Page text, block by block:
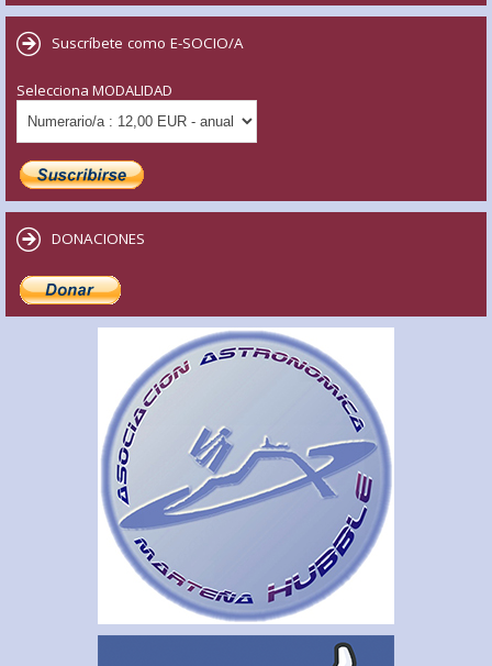
Suscríbete como E-SOCIO/A
Selecciona MODALIDAD
DONACIONES